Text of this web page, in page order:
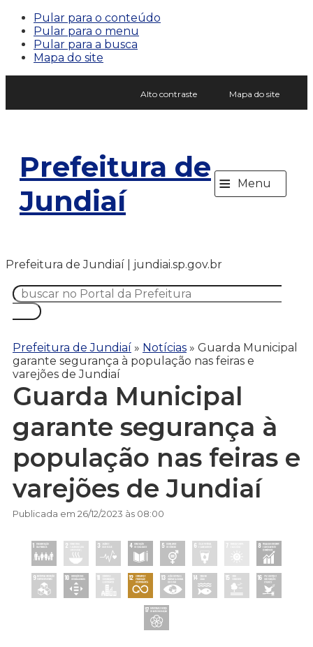
Pular para o conteúdo
Pular para o menu
Pular para a busca
Mapa do site
Alto contraste Mapa do site
Prefeitura de
Jundiaí
≡ Menu
Prefeitura de Jundiaí | jundiai.sp.gov.br
Prefeitura de Jundiaí » Notícias » Guarda Municipal
garante segurança à população nas feiras e
varejões de Jundiaí
Guarda Municipal
garante segurança à
população nas feiras e
varejões de Jundiaí
Publicada em 26/12/2023 às 08:00